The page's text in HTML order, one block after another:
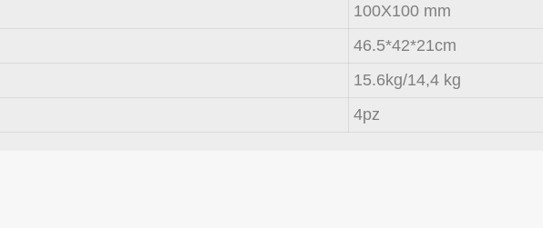
100X100 mm
46.5*42*21cm
15.6kg/14,4 kg
4pz